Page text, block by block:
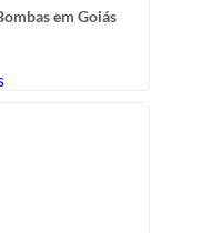
em Goiás